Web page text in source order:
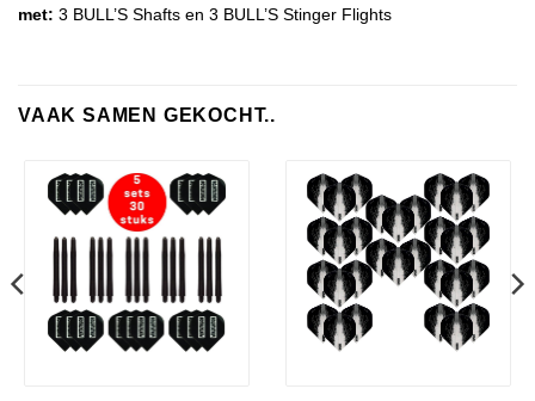
met: 3 BULL’S Shafts en 3 BULL’S Stinger Flights
VAAK SAMEN GEKOCHT..